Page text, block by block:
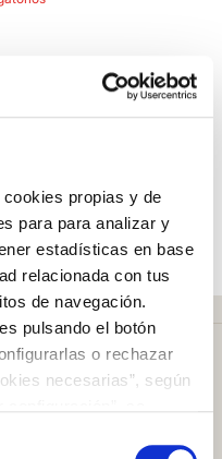
propias y de
para para analizar y
estadísticas en base
relacionada con tus
de navegación.
pulsando el botón
o rechazar
necesarias”, según
Pago más rápido,